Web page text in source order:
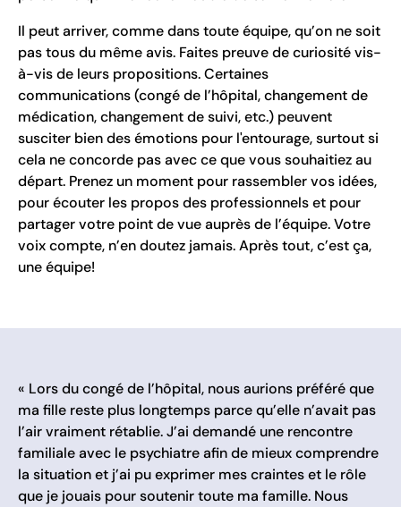
Il peut arriver, comme dans toute équipe, qu’on ne soit
pas tous du même avis. Faites preuve de curiosité vis-
à-vis de leurs propositions. Certaines
communications (congé de l’hôpital, changement de
médication, changement de suivi, etc.) peuvent
susciter bien des émotions pour l'entourage, surtout si
cela ne concorde pas avec ce que vous souhaitiez au
départ. Prenez un moment pour rassembler vos idées,
pour écouter les propos des professionnels et pour
partager votre point de vue auprès de l’équipe. Votre
voix compte, n’en doutez jamais. Après tout, c’est ça,
une équipe!
« Lors du congé de l’hôpital, nous aurions préféré que
ma fille reste plus longtemps parce qu’elle n’avait pas
l’air vraiment rétablie. J’ai demandé une rencontre
familiale avec le psychiatre afin de mieux comprendre
la situation et j’ai pu exprimer mes craintes et le rôle
que je jouais pour soutenir toute ma famille. Nous